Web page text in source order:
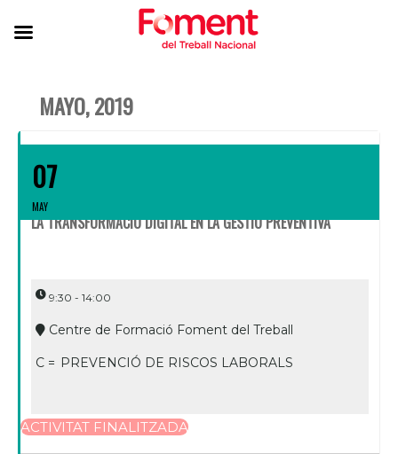
MAYO, 2019
07
MAY
LA TRANSFORMACIÓ DIGITAL EN LA GESTIÓ PREVENTIVA
9:30 - 14:00
Centre de Formació Foment del Treball
C = PREVENCIÓ DE RISCOS LABORALS
ACTIVITAT FINALITZADA